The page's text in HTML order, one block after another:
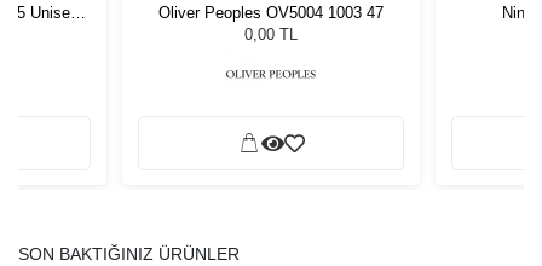
55 Unisex
Oliver Peoples OV5004 1003 47
0,00 TL
SON BAKTIĞINIZ ÜRÜNLER